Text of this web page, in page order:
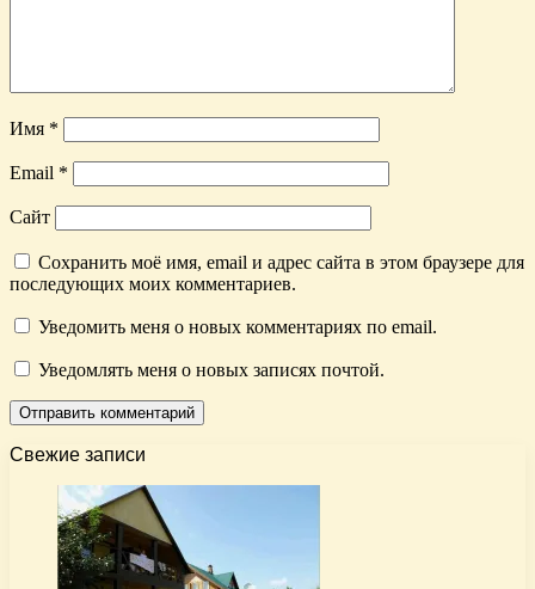
Имя *
Email *
Сайт
Сохранить моё имя, email и адрес сайта в этом браузере для
последующих моих комментариев.
Уведомить меня о новых комментариях по email.
Уведомлять меня о новых записях почтой.
Свежие записи